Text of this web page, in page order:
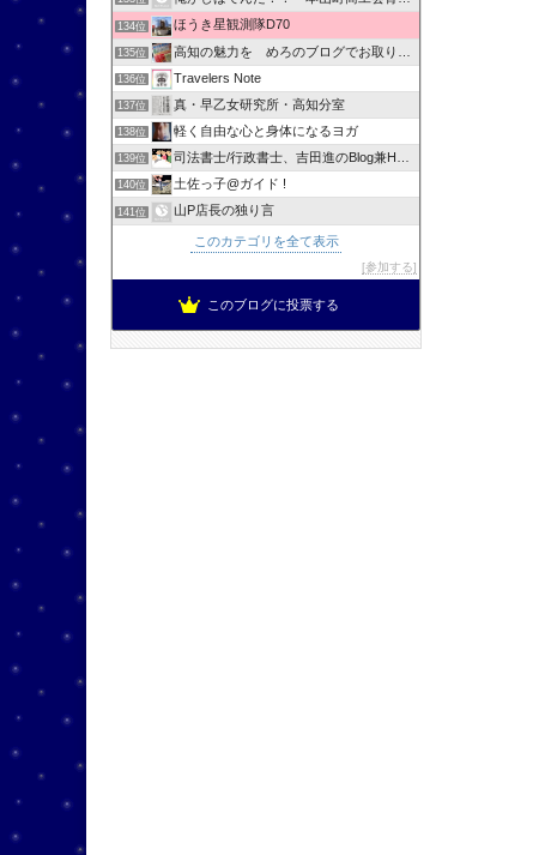
134位 ほうき星観測隊D70
135位 高知の魅力を めろのブログでお取り寄せ
136位 Travelers Note
137位 真・早乙女研究所・高知分室
138位 軽く自由な心と身体になるヨガ
139位 司法書士/行政書士、吉田進のBlog兼HPへようこそ！
140位 土佐っ子@ガイド !
141位 山P店長の独り言
このカテゴリを全て表示
参加する
このブログに投票する